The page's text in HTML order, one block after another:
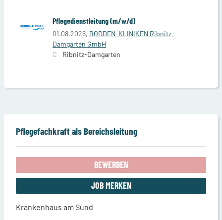
Pflegedienstleitung (m/w/d)
01.08.2026, BODDEN-KLINIKEN Ribnitz-
Damgarten GmbH
Ribnitz-Damgarten
Pflegefachkraft als Bereichsleitung
BEWERBEN
JOB MERKEN
Krankenhaus am Sund